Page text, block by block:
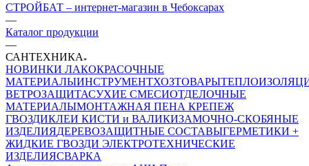
СТРОЙБАТ – интернет-магазин в Чебоксарах
—
Каталог продукции
—
САНТЕХНИКА
НОВИНКИ ЛАКОКРАСОЧНЫЕ
МАТЕРИАЛЫИНСТРУМЕНТХОЗТОВАРЫ
ВЕТРОЗАЩИТАСУХИЕ СМЕСИОТДЕЛОЧНЫЕ
МАТЕРИАЛЫМОНТАЖНАЯ ПЕНА КРЕПЕЖ
ГВОЗДИКЛЕИ КИСТИ и ВАЛИКИЗАМОЧНО-СКОБЯНЫЕ
ИЗДЕЛИЯДЕРЕВОЗАЩИТНЫЕ СОСТАВЫГЕРМЕТИКИ +
ЖИДКИЕ ГВОЗДИ ЭЛЕКТРОТЕХНИЧЕСКИЕ
ИЗДЕЛИЯСВАРКА